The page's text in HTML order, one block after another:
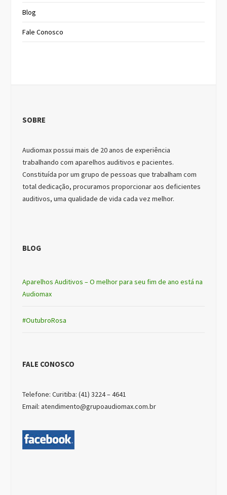
Blog
Fale Conosco
SOBRE
Audiomax possui mais de 20 anos de experiência
trabalhando com aparelhos auditivos e pacientes.
Constituída por um grupo de pessoas que trabalham com
total dedicação, procuramos proporcionar aos deficientes
auditivos, uma qualidade de vida cada vez melhor.
BLOG
Aparelhos Auditivos – O melhor para seu fim de ano está na
Audiomax
#OutubroRosa
FALE CONOSCO
Telefone: Curitiba: (41) 3224 – 4641
Email: atendimento@grupoaudiomax.com.br